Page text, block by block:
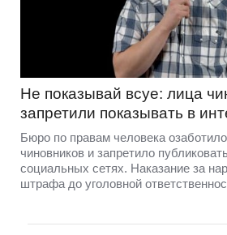
Не показывай всуе: лица
запретили показывать в
Бюро по правам человека
чиновников и запретило
социальных сетях. Наказание за
штрафа до уголовной